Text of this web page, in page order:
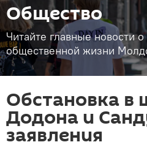
Общество
Читайте главные новости
общественной жизни
Обстановка в
Додона и
заявления